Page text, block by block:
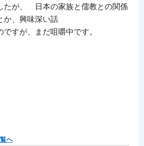
たが、 日本の家族と儒教との関係
か、興味深い話
すが、まだ咀嚼中です。
へ